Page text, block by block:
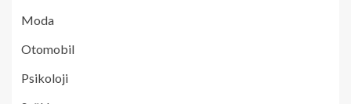
Moda
Otomobil
Psikoloji